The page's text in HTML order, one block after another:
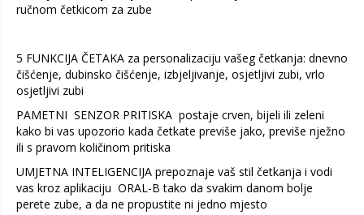
ručnom četkicom za zube
5 FUNKCIJA ČETAKA za personalizaciju vašeg četkanja: dnevno
čišćenje, dubinsko čišćenje, izbjeljivanje, osjetljivi zubi, vrlo
osjetljivi zubi
PAMETNI SENZOR PRITISKA postaje crven, bijeli ili zeleni
kako bi vas upozorio kada četkate previše jako, previše nježno
ili s pravom količinom pritiska
UMJETNA INTELIGENCIJA prepoznaje vaš stil četkanja i vodi
vas kroz aplikaciju ORAL-B tako da svakim danom bolje
perete zube, a da ne propustite ni jedno mjesto